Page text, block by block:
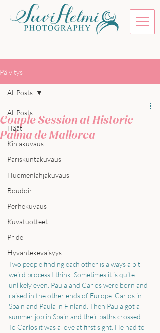
Päivitys
All Posts
Häät
Kihlakuvaus
Pariskuntakuvaus
Huomenlahjakuvaus
Boudoir
Perhekuvaus
Kuvatuotteet
Pride
Hyväntekeväisyys
All Posts
Couple Session at Historic
Palma de Mallorca
Two people finding each other is always a bit
weird process I think. Sometimes it is quite
unlikely even. Paula and Carlos were born and
raised in the other ends of Europe: Carlos in
Spain and Paula in Finland. Then Paula got a
summer job in Spain and their paths crossed.
To Carlos it was a love at first sight. He had to